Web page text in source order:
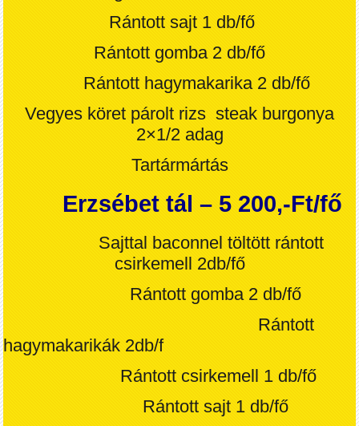
Rántott sajt 1 db/fő
Rántott gomba 2 db/fő
Rántott hagymakarika 2 db/fő
Vegyes köret párolt rizs steak burgonya
2×1/2 adag
Tartármártás
Erzsébet tál – 5 200,-Ft/fő
Sajttal baconnel töltött rántott
csirkemell 2db/fő
Rántott gomba 2 db/fő
Rántott
hagymakarikák 2db/f
Rántott csirkemell 1 db/fő
Rántott sajt 1 db/fő